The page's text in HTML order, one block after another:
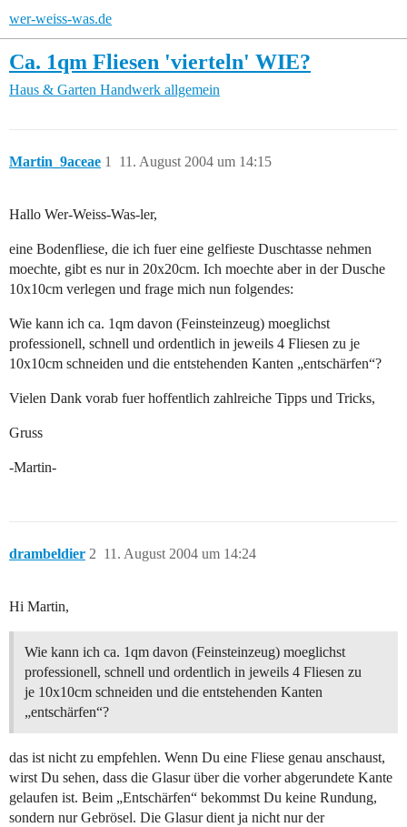
wer-weiss-was.de
Ca. 1qm Fliesen 'vierteln' WIE?
Haus & Garten Handwerk allgemein
Martin_9aceae 11. August 2004 um 14:15
1
Hallo Wer-Weiss-Was-ler,
eine Bodenfliese, die ich fuer eine gelfieste Duschtasse nehmen
moechte, gibt es nur in 20x20cm. Ich moechte aber in der Dusche
10x10cm verlegen und frage mich nun folgendes:
Wie kann ich ca. 1qm davon (Feinsteinzeug) moeglichst
professionell, schnell und ordentlich in jeweils 4 Fliesen zu je
10x10cm schneiden und die entstehenden Kanten „entschärfen“?
Vielen Dank vorab fuer hoffentlich zahlreiche Tipps und Tricks,
Gruss
-Martin-
drambeldier 11. August 2004 um 14:24
2
Hi Martin,
Wie kann ich ca. 1qm davon (Feinsteinzeug) moeglichst
professionell, schnell und ordentlich in jeweils 4 Fliesen zu
je 10x10cm schneiden und die entstehenden Kanten
„entschärfen“?
das ist nicht zu empfehlen. Wenn Du eine Fliese genau anschaust,
wirst Du sehen, dass die Glasur über die vorher abgerundete Kante
gelaufen ist. Beim „Entschärfen“ bekommst Du keine Rundung,
sondern nur Gebrösel. Die Glasur dient ja nicht nur der